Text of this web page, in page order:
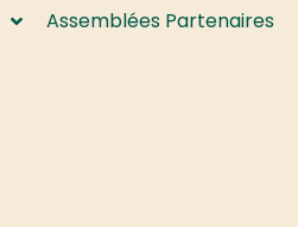
Assemblées Partenaires